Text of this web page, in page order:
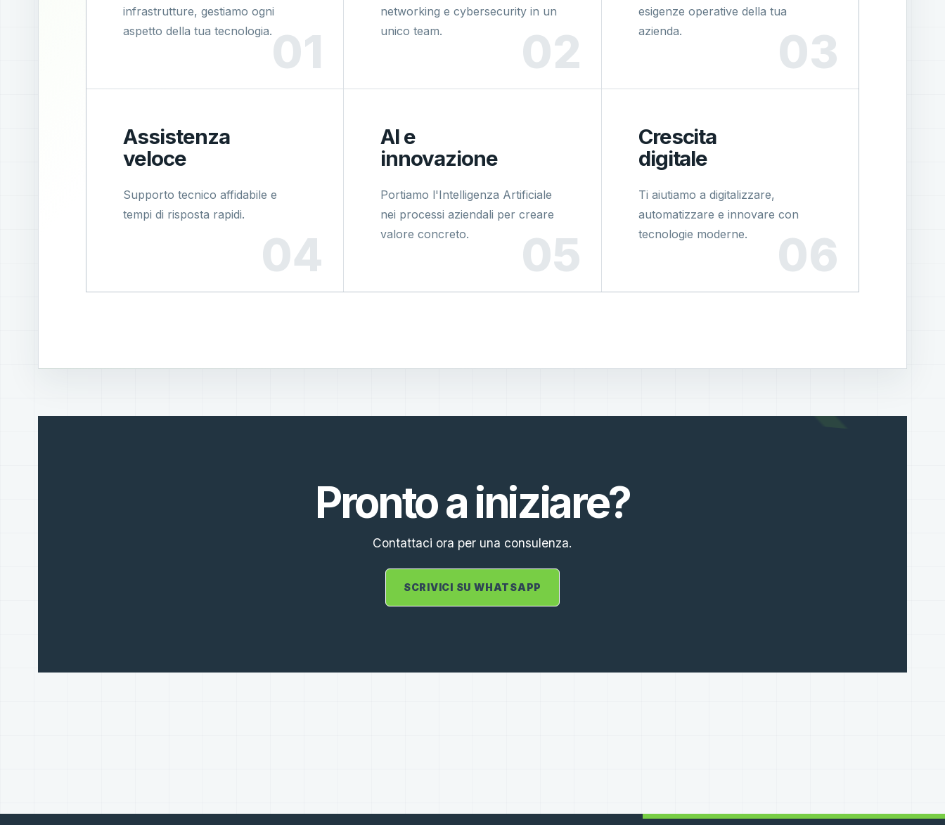
infrastrutture, gestiamo ogni
aspetto della tua tecnologia.
networking e cybersecurity in un
unico team.
esigenze operative della tua
azienda.
Assistenza
veloce
Supporto tecnico affidabile e
tempi di risposta rapidi.
AI e
innovazione
Portiamo l'Intelligenza Artificiale
nei processi aziendali per creare
valore concreto.
Crescita
digitale
Ti aiutiamo a digitalizzare,
automatizzare e innovare con
tecnologie moderne.
Pronto a iniziare?
Contattaci ora per una consulenza.
SCRIVICI SU WHATSAPP